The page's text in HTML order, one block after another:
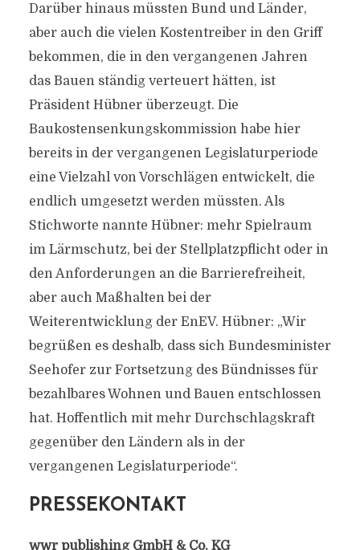
Darüber hinaus müssten Bund und Länder,
aber auch die vielen Kostentreiber in den Griff
bekommen, die in den vergangenen Jahren
das Bauen ständig verteuert hätten, ist
Präsident Hübner überzeugt. Die
Baukostensenkungskommission habe hier
bereits in der vergangenen Legislaturperiode
eine Vielzahl von Vorschlägen entwickelt, die
endlich umgesetzt werden müssten. Als
Stichworte nannte Hübner: mehr Spielraum
im Lärmschutz, bei der Stellplatzpflicht oder in
den Anforderungen an die Barrierefreiheit,
aber auch Maßhalten bei der
Weiterentwicklung der EnEV. Hübner: „Wir
begrüßen es deshalb, dass sich Bundesminister
Seehofer zur Fortsetzung des Bündnisses für
bezahlbares Wohnen und Bauen entschlossen
hat. Hoffentlich mit mehr Durchschlagskraft
gegenüber den Ländern als in der
vergangenen Legislaturperiode“.
PRESSEKONTAKT
wwr publishing GmbH & Co. KG